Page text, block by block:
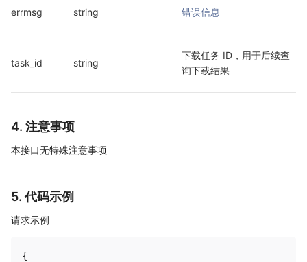
errmsg string 错误信息
task_id string
下载任务 ID，用于后续查
询下载结果
4. 注意事项
本接口无特殊注意事项
5. 代码示例
请求示例
{